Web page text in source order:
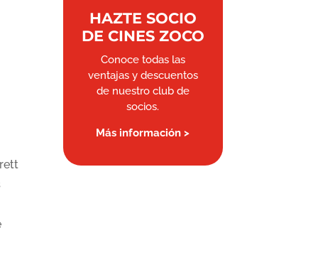
HAZTE SOCIO
DE CINES ZOCO
Conoce todas las
ventajas y descuentos
de nuestro club de
socios.
Más información >